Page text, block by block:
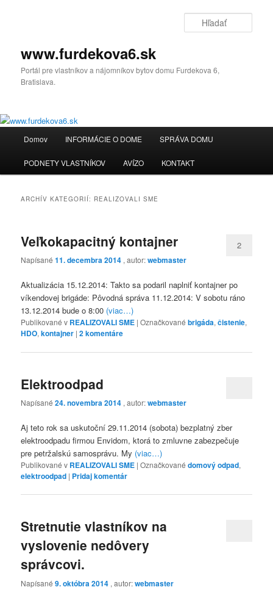
www.furdekova6.sk
Portál pre vlastníkov a nájomníkov bytov domu Furdekova 6,
Bratislava.
Domov INFORMÁCIE O DOME SPRÁVA DOMU
PODNETY VLASTNÍKOV AVÍZO KONTAKT
ARCHÍV KATEGORIÍ: REALIZOVALI SME
Veľkokapacitný kontajner
Napísané11. decembra 2014 , autor:webmaster
2
Aktualizácia 15.12.2014: Takto sa podaril naplniť kontajner po
víkendovej brigáde: Pôvodná správa 11.12.2014: V sobotu ráno
13.12.2014 bude o 8:00 (viac…)
Publikované v REALIZOVALI SME |Označkované brigáda,čistenie,
HDO,kontajner |2komentáre
Elektroodpad
Napísané24. novembra 2014 , autor:webmaster
Aj teto rok sa uskutoční 29.11.2014 (sobota) bezplatný zber
elektroodpadu firmou Envidom, ktorá to zmluvne zabezpečuje
pre petržalskú samosprávu. My (viac…)
Publikované v REALIZOVALI SME |Označkované domový odpad,
elektroodpad | Pridaj komentár
Stretnutie vlastníkov na
vyslovenie nedôvery
správcovi.
Napísané9. októbra 2014 , autor:webmaster